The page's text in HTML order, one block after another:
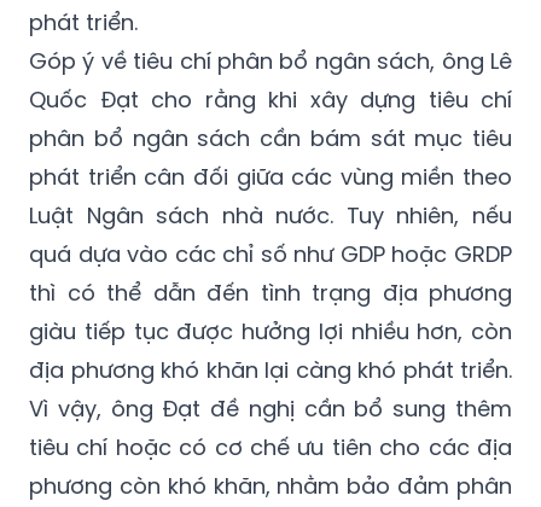
phát triển.
Góp ý về tiêu chí phân bổ ngân sách, ông Lê
Quốc Đạt cho rằng khi xây dựng tiêu chí
phân bổ ngân sách cần bám sát mục tiêu
phát triển cân đối giữa các vùng miền theo
Luật Ngân sách nhà nước. Tuy nhiên, nếu
quá dựa vào các chỉ số như GDP hoặc GRDP
thì có thể dẫn đến tình trạng địa phương
giàu tiếp tục được hưởng lợi nhiều hơn, còn
địa phương khó khăn lại càng khó phát triển.
Vì vậy, ông Đạt đề nghị cần bổ sung thêm
tiêu chí hoặc có cơ chế ưu tiên cho các địa
phương còn khó khăn, nhằm bảo đảm phân